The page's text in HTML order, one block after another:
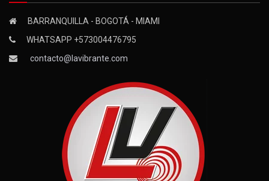
BARRANQUILLA - BOGOTÁ - MIAMI
WHATSAPP +573004476795
contacto@lavibrante.com